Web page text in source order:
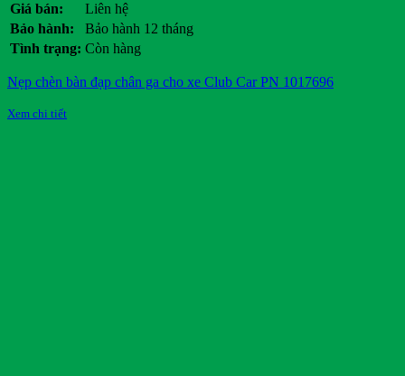
Giá bán:
Liên hệ
Bảo hành:
Bảo hành 12 tháng
Tình trạng: Còn hàng
Nẹp chèn bàn đạp chân ga cho xe Club Car PN 1017696
Xem chi tiết